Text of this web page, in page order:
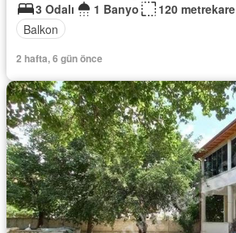
3 Odalı
1 Banyo
120 metrekare
Balkon
2 hafta, 6 gün önce